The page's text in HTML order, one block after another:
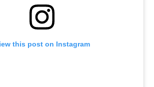
this post on Instagram